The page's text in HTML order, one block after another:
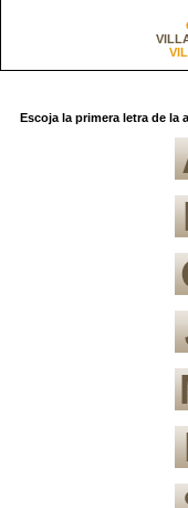
Escoja la primera letra de